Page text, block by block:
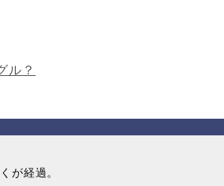
ル？
が経過。